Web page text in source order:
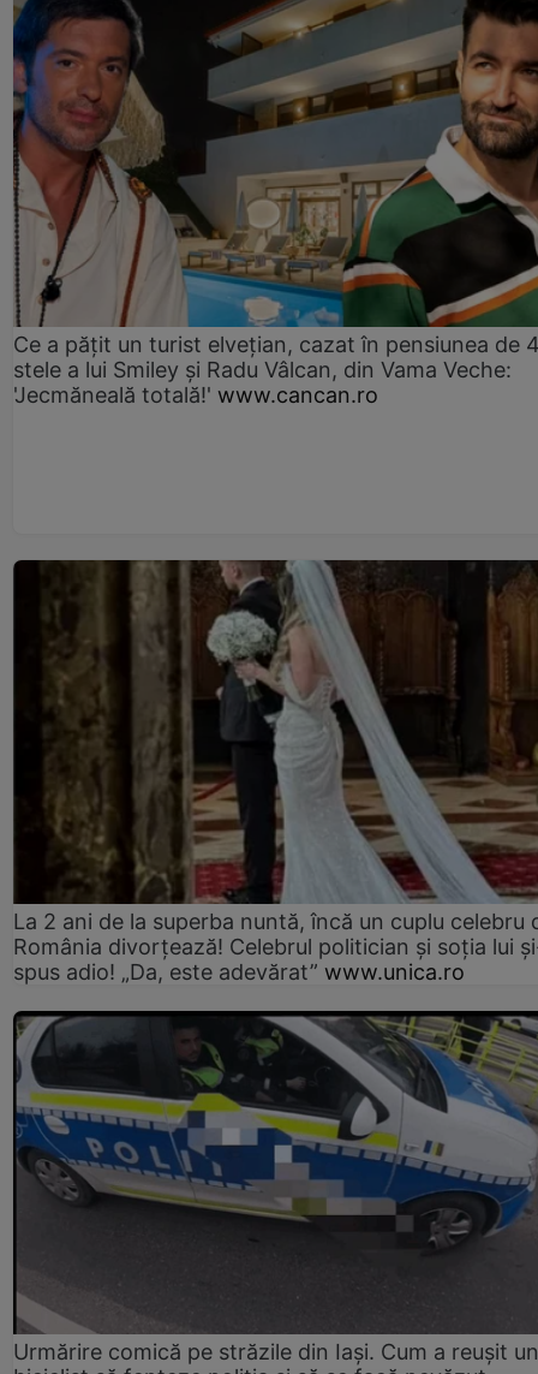
Ce a pățit un turist elvețian, cazat în pensiunea de
stele a lui Smiley și Radu Vâlcan, din Vama Veche:
'Jecmăneală totală!' www.cancan.ro
La 2 ani de la superba nuntă, încă un cuplu celebru
România divorțează! Celebrul politician și soția lui
spus adio! „Da, este adevărat” www.unica.ro
Urmărire comică pe străzile din Iași. Cum a reușit un